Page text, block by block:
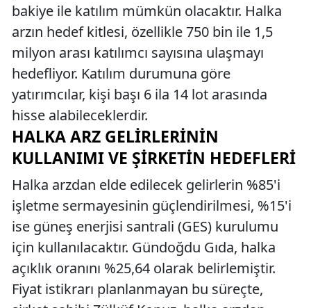
bakiye ile katılım mümkün olacaktır. Halka
arzın hedef kitlesi, özellikle 750 bin ile 1,5
milyon arası katılımcı sayısına ulaşmayı
hedefliyor. Katılım durumuna göre
yatırımcılar, kişi başı 6 ila 14 lot arasında
hisse alabileceklerdir.
HALKA ARZ GELIRLERININ
KULLANIMI VE ŞIRKETIN HEDEFLERI
Halka arzdan elde edilecek gelirlerin %85'i
işletme sermayesinin güçlendirilmesi, %15'i
ise güneş enerjisi santrali (GES) kurulumu
için kullanılacaktır. Gündoğdu Gıda, halka
açıklık oranını %25,64 olarak belirlemiştir.
Fiyat istikrarı planlanmayan bu süreçte,